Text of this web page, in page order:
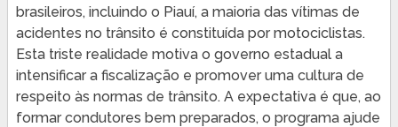
brasileiros, incluindo o Piauí, a maioria das vítimas de
acidentes no trânsito é constituída por motociclistas.
Esta triste realidade motiva o governo estadual a
intensificar a fiscalização e promover uma cultura de
respeito às normas de trânsito. A expectativa é que, ao
formar condutores bem preparados, o programa ajude